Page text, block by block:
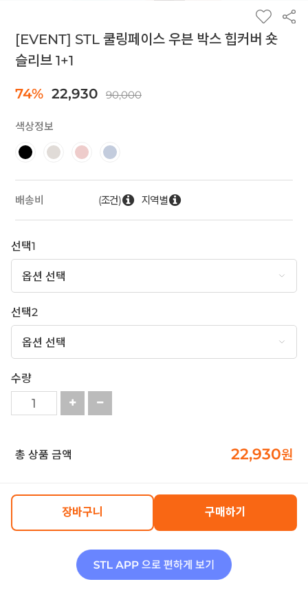
[EVENT] STL 쿨링페이스 우븐 박스 힙커버 숏
슬리브 1+1
74% 22,930 90,000
색상정보
배송비 (조건) 지역별
선택1
선택2
수량
총 상품 금액 22,930원
장바구니 구매하기